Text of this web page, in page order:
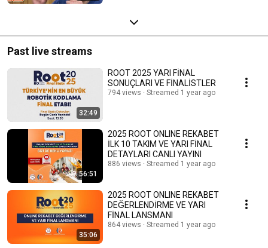
Past live streams
32:49
ROOT 2025 YARI FİNAL
SONUÇLARI VE FİNALİSTLER
794 views Streamed 1 year ago
56:51
2025 ROOT ONLINE REKABET
İLK 10 TAKIM VE YARI FİNAL
DETAYLARI CANLI YAYINI
886 views Streamed 1 year ago
35:06
2025 ROOT ONLINE REKABET
DEĞERLENDİRME VE YARI
FİNAL LANSMANI
864 views Streamed 1 year ago